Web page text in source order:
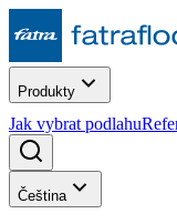
Produkty
Jak vybrat podlahu
Čeština